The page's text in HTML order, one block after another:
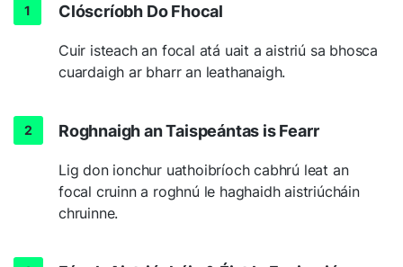
Clóscríobh Do Fhocal
Cuir isteach an focal atá uait a aistriú sa bhosca
cuardaigh ar bharr an leathanaigh.
Roghnaigh an Taispeántas is Fearr
Lig don ionchur uathoibríoch cabhrú leat an
focal cruinn a roghnú le haghaidh aistriúcháin
chruinne.